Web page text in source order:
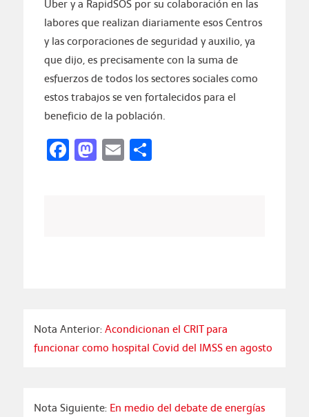
Uber y a RapidSOS por su colaboración en las
labores que realizan diariamente esos Centros
y las corporaciones de seguridad y auxilio, ya
que dijo, es precisamente con la suma de
esfuerzos de todos los sectores sociales como
estos trabajos se ven fortalecidos para el
beneficio de la población.
Facebook
Mastodon
EmailCompartir
Nota Anterior:Acondicionan el CRIT para
funcionar como hospital Covid del IMSS en agosto
Nota Siguiente: En medio del debate de energías